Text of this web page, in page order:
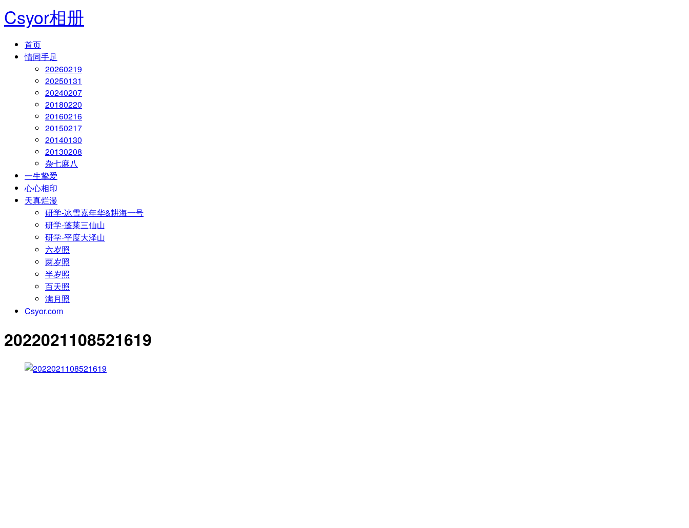
Csyor相册
首页
情同手足
20260219
20250131
20240207
20180220
20160216
20150217
20140130
20130208
杂七麻八
一生挚爱
心心相印
天真烂漫
研学-冰雪嘉年华&耕海一号
研学-蓬莱三仙山
研学-平度大泽山
六岁照
两岁照
半岁照
百天照
满月照
Csyor.com
2022021108521619